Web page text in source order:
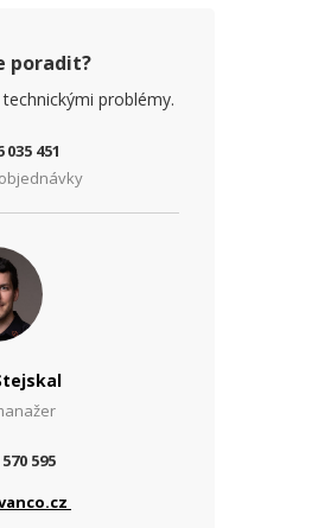
poradit?
problémy.
035 451
595